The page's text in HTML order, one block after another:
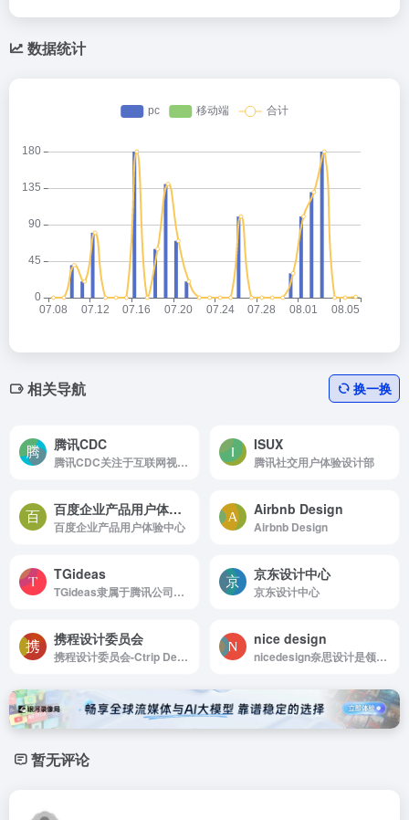
数据统计
相关导航 换一换
腾讯CDC
腾讯CDC关注于互联网视觉设计、交互设计、用户研究、前端开发。
ISUX
腾讯社交用户体验设计部
百度企业产品用户体验中心
百度企业产品用户体验中心
Airbnb Design
Airbnb Design
TGideas
TGideas隶属于腾讯公司互动娱乐业务系统的专业推广类设计团队
京东设计中心
京东设计中心
携程设计委员会
携程设计委员会-Ctrip Design Committee
nice design
nicedesign奈思设计是领先的用户体验设计与互联网品牌建设公司
暂无评论